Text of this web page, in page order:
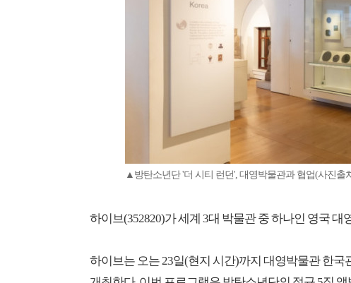
▲방탄소년단 '더 시티 런던', 대영박물관과 협업(사진출
하이브(352820)가 세계 3대 박물관 중 하나인 영국
하이브는 오는 23일(현지 시간)까지 대영박물관 한